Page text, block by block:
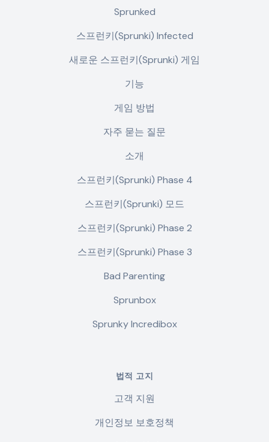
Sprunked
스프런키(Sprunki) Infected
새로운 스프런키(Sprunki) 게임
기능
게임 방법
자주 묻는 질문
소개
스프런키(Sprunki) Phase 4
스프런키(Sprunki) 모드
스프런키(Sprunki) Phase 2
스프런키(Sprunki) Phase 3
Bad Parenting
Sprunbox
Sprunky Incredibox
법적 고지
고객 지원
개인정보 보호정책